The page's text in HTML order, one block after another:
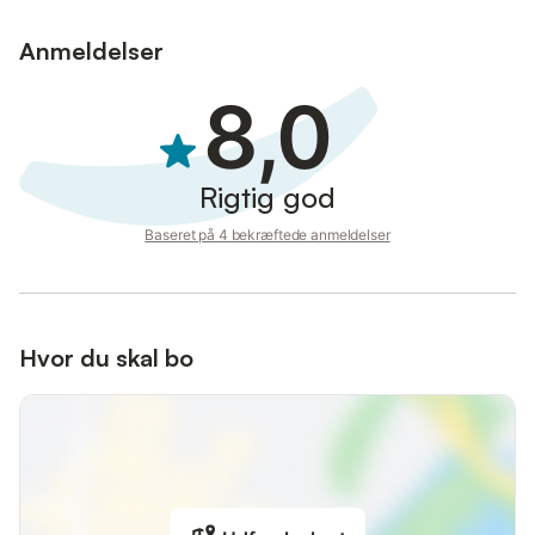
Anmeldelser
8,0
Rigtig god
Baseret på 4 bekræftede anmeldelser
Hvor du skal bo